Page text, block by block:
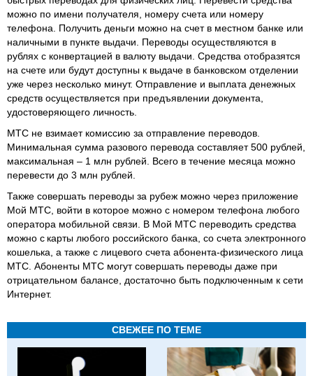
можно по имени получателя, номеру счета или номеру
телефона. Получить деньги можно на счет в местном банке или
наличными в пункте выдачи. Переводы осуществляются в
рублях с конвертацией в валюту выдачи. Средства отобразятся
на счете или будут доступны к выдаче в банковском отделении
уже через несколько минут. Отправление и выплата денежных
средств осуществляется при предъявлении документа,
удостоверяющего личность.
МТС не взимает комиссию за отправление переводов.
Минимальная сумма разового перевода составляет 500 рублей,
максимальная – 1 млн рублей. Всего в течение месяца можно
перевести до 3 млн рублей.
Также совершать переводы за рубеж можно через приложение
Мой МТС, войти в которое можно с номером телефона любого
оператора мобильной связи. В Мой МТС переводить средства
можно с карты любого российского банка, со счета электронного
кошелька, а также с лицевого счета абонента-физического лица
МТС. Абоненты МТС могут совершать переводы даже при
отрицательном балансе, достаточно быть подключенным к сети
Интернет.
СВЕЖЕЕ ПО ТЕМЕ